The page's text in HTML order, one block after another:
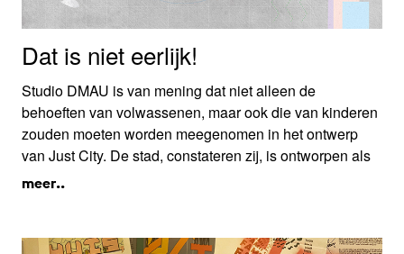
Dat is niet eerlijk!
Studio DMAU is van mening dat niet alleen de
behoeften van volwassenen, maar ook die van kinderen
zouden moeten worden meegenomen in het ontwerp
van Just City. De stad, constateren zij, is ontworpen als
een plek voor volwassenen. Met het project
bedden in het ontwerp van de openbare ruimte.
meer..